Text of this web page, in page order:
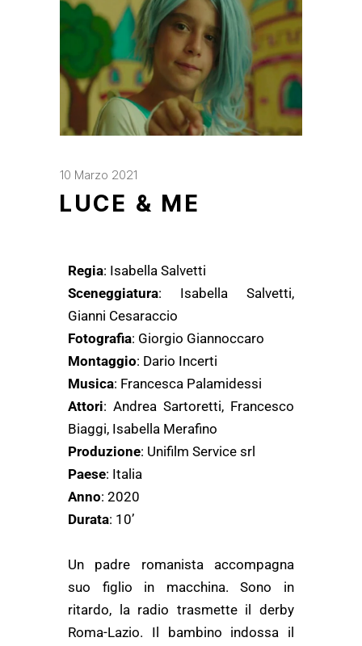
10 Marzo 2021
LUCE & ME
Regia: Isabella Salvetti
Sceneggiatura: Isabella Salvetti,
Gianni Cesaraccio
Fotografia: Giorgio Giannoccaro
Montaggio: Dario Incerti
Musica: Francesca Palamidessi
Attori: Andrea Sartoretti, Francesco
Biaggi, Isabella Merafino
Produzione: Unifilm Service srl
Paese: Italia
Anno: 2020
Durata: 10’
Un padre romanista accompagna
suo figlio in macchina. Sono in
ritardo, la radio trasmette il derby
Roma-Lazio. Il bambino indossa il